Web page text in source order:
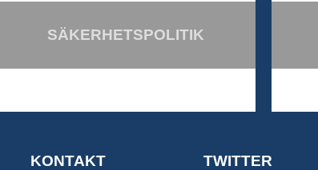
SÄKERHETSPOLITIK
KONTAKT TWITTER